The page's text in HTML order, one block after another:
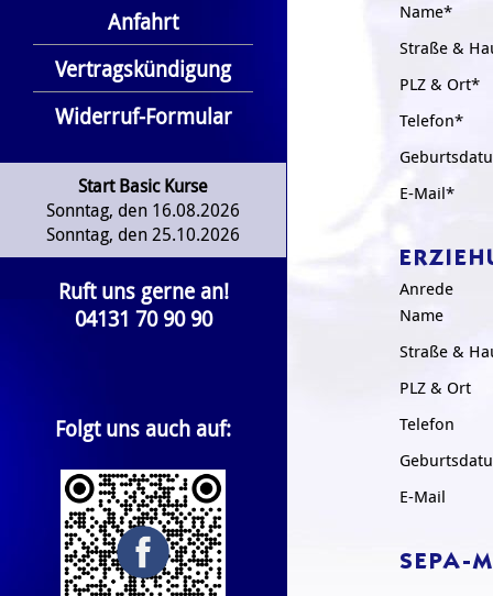
Anfahrt
Vertragskündigung
Widerruf-Formular
Start Basic Kurse
Sonntag, den 16.08.2026
Sonntag, den 25.10.2026
Ruft uns gerne an!
04131 70 90 90
Folgt uns auch auf:
Name*
Straße &
PLZ & Ort*
Telefon*
E-Mail*
Anrede
Name
Straße &
PLZ & Ort
Telefon
E-Mail
SEPA-